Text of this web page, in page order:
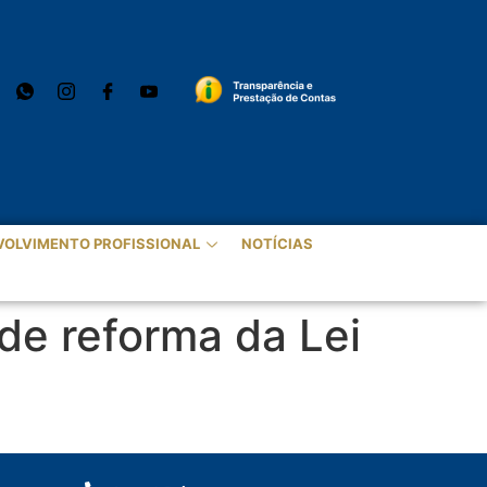
PROFISSIONAL NOTÍCIAS
reforma da Lei